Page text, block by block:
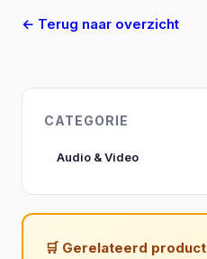
← Terug naar overzicht
CATEGORIE
Audio & Video
🛒 Gerelateerd product